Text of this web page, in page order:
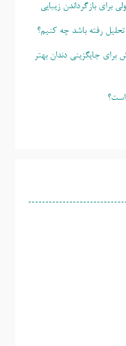
برای بازگرداندن زیبایی
رفته باشد چه کنیم؟
برای جایگزینی دندان بهتر
است؟